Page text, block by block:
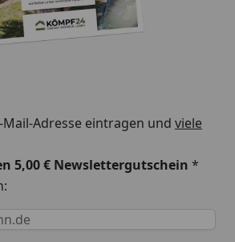
Mail-Adresse eintragen und viele
5,00 € Newslettergutschein *